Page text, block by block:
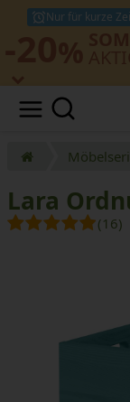
Nur für kurze
Lara
(16)